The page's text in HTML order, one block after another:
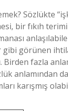
Sözlükte
bir fıkıh
gibi görünen
Birden fazla
anlamından
karışmış